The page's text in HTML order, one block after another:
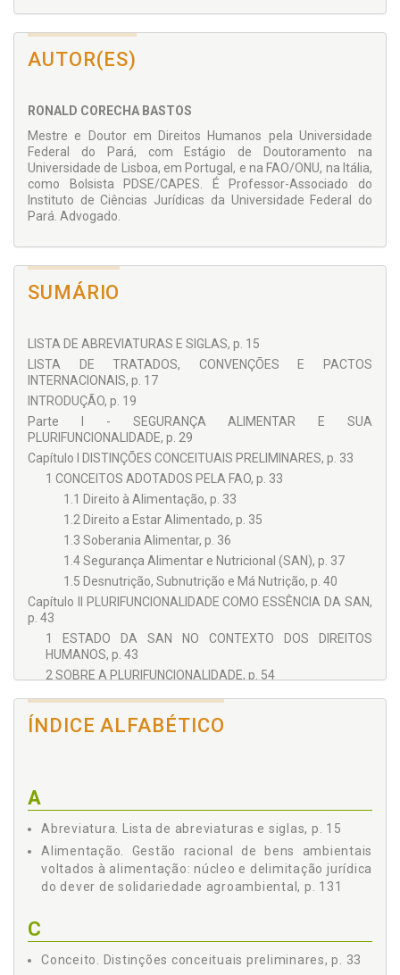
AUTOR(ES)
RONALD CORECHA BASTOS
Mestre e Doutor em Direitos Humanos pela Universidade
Federal do Pará, com Estágio de Doutoramento na
Universidade de Lisboa, em Portugal, e na FAO/ONU, na Itália,
como Bolsista PDSE/CAPES. É Professor-Associado do
Instituto de Ciências Jurídicas da Universidade Federal do
Pará. Advogado.
SUMÁRIO
LISTA DE ABREVIATURAS E SIGLAS, p. 15
LISTA DE TRATADOS, CONVENÇÕES E PACTOS
INTERNACIONAIS, p. 17
INTRODUÇÃO, p. 19
Parte I - SEGURANÇA ALIMENTAR E SUA
PLURIFUNCIONALIDADE, p. 29
Capítulo I DISTINÇÕES CONCEITUAIS PRELIMINARES, p. 33
1 CONCEITOS ADOTADOS PELA FAO, p. 33
1.1 Direito à Alimentação, p. 33
1.2 Direito a Estar Alimentado, p. 35
1.3 Soberania Alimentar, p. 36
1.4 Segurança Alimentar e Nutricional (SAN), p. 37
1.5 Desnutrição, Subnutrição e Má Nutrição, p. 40
Capítulo II PLURIFUNCIONALIDADE COMO ESSÊNCIA DA SAN,
p. 43
1 ESTADO DA SAN NO CONTEXTO DOS DIREITOS
HUMANOS, p. 43
2 SOBRE A PLURIFUNCIONALIDADE, p. 54
Capítulo III SOLIDARIEDADE, p. 71
1 HISTÓRICO DA SOLIDARIEDADE, p. 73
1.1 Solidariedade no Mundo Antigo, p. 73
Parte II - DEVER DE SOLIDARIEDADE - EM BUSCA DE
FUNDAMENTAÇÃO PARA A PLURIFUNCIONALIDADE DA
SEGURANÇA ALIMENTAR NO MEIO AMBIENTE, p. 89
Capítulo I DEVER JURÍDICO, p. 93
1 REVISITA TEÓRICA, p. 93
2.1 Justificação Ética de Obediência ao Direito, p. 102
2.2 Ética Ambiental: Intensa Conexão com o Direito, p.
ÍNDICE ALFABÉTICO
A
Abreviatura. Lista de abreviaturas e siglas, p. 15
Alimentação. Gestão racional de bens ambientais
voltados à alimentação: núcleo e delimitação jurídica
do dever de solidariedade agroambiental, p. 131
C
Conceito. Distinções conceituais preliminares, p. 33